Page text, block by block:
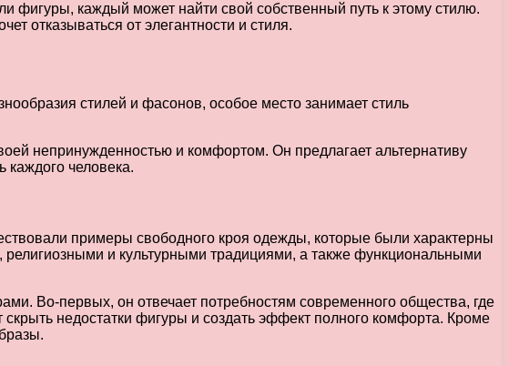
фигуры, каждый может найти свой собственный путь к этому стилю.
отказываться от элегантности и стиля.
стилей и фасонов, особое место занимает стиль
непринужденностью и комфортом. Он предлагает альтернативу
каждого человека.
примеры свободного кроя одежды, которые были характерны
и культурными традициями, а также функциональными
Во-первых, он отвечает потребностям современного общества, где
недостатки фигуры и создать эффект полного комфорта. Кроме